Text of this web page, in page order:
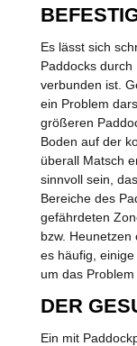
Es lässt sich
Paddocks
verbunden ist.
ein Problem
größeren
Boden auf der
überall Matsch
sinnvoll sein,
Bereiche des
gefährdeten
bzw.
es häufig,
um das
DER
Ein mit